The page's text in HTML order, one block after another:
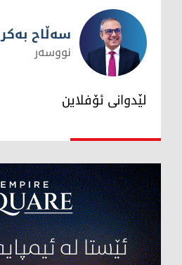
سەڵاح بەکر
سەڵاح بەکر
نووسەر
لێدوانی ئۆفلاین